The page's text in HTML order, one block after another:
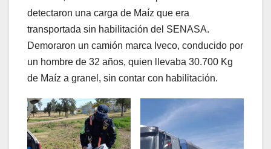
detectaron una carga de Maíz que era
transportada sin habilitación del SENASA.
Demoraron un camión marca Iveco, conducido por
un hombre de 32 años, quien llevaba 30.700 Kg
de Maíz a granel, sin contar con habilitación.